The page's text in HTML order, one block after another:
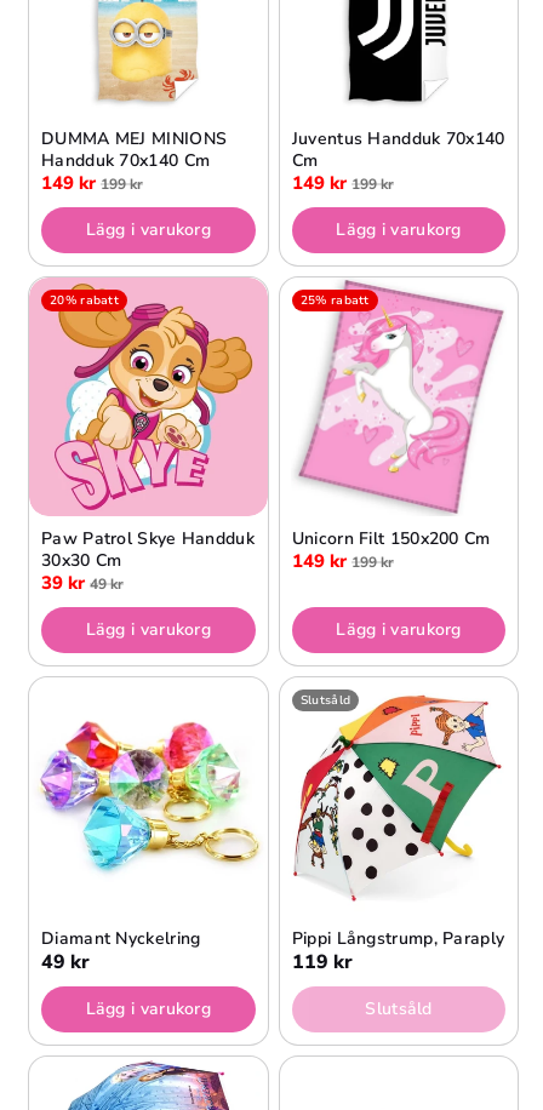
DUMMA MEJ MINIONS
Handduk 70x140 Cm
149 kr 199 kr
Lägg i varukorg
Juventus Handduk 70x140
Cm
149 kr 199 kr
Lägg i varukorg
20% rabatt
Paw Patrol Skye Handduk
30x30 Cm
39 kr 49 kr
Lägg i varukorg
25% rabatt
Unicorn Filt 150x200 Cm
149 kr 199 kr
Lägg i varukorg
Diamant Nyckelring
49 kr
Lägg i varukorg
Slutsåld
Pippi Långstrump, Paraply
119 kr
Slutsåld